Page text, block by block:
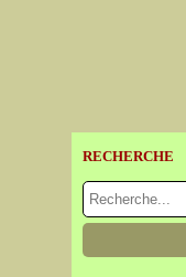
RECHERCHE